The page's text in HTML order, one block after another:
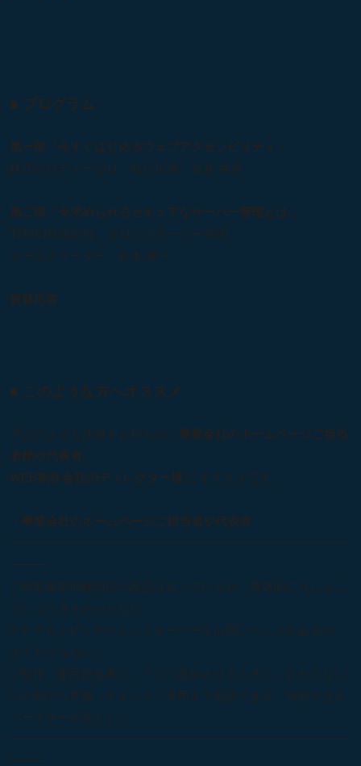
■ プログラム
第一部「今すぐはじめるウェブアクセシビリティ」
株式会社ディーゼロ 執行役員 坂井 亜美
第二部「今求められるセキュアなサーバー管理とは」
TOWN株式会社 クロジカサーバー管理
セールスリーダー 鈴木 純一
質疑応答
■ このような方へオススメ
事業会社のホームページご担当
者様や代表者
WEB制作会社のディレクター様
にオススメです。
・事業会社のホームページご担当者や代表者
□ 障害者差別解消法の改正は知っているが、具体的になにをし
ていくべきかわからない
□ アクセシビリティというキーワードは聞いたことがあるが、
□ 制作・運用担当者に、「どう進めさせるべきか」わからない
□ 計画から実施・チェック・運用まで相談できる、信頼できる